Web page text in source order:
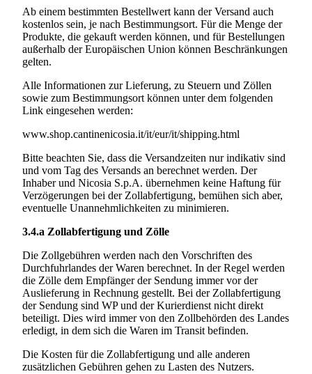
Ab einem bestimmten Bestellwert kann der Versand auch
kostenlos sein, je nach Bestimmungsort. Für die Menge der
Produkte, die gekauft werden können, und für Bestellungen
außerhalb der Europäischen Union können Beschränkungen
gelten.
Alle Informationen zur Lieferung, zu Steuern und Zöllen
sowie zum Bestimmungsort können unter dem folgenden
Link eingesehen werden:
www.shop.cantinenicosia.it/it/eur/it/shipping.html
Bitte beachten Sie, dass die Versandzeiten nur indikativ sind
und vom Tag des Versands an berechnet werden. Der
Inhaber und Nicosia S.p.A. übernehmen keine Haftung für
Verzögerungen bei der Zollabfertigung, bemühen sich aber,
eventuelle Unannehmlichkeiten zu minimieren.
3.4.a Zollabfertigung und Zölle
Die Zollgebühren werden nach den Vorschriften des
Durchfuhrlandes der Waren berechnet. In der Regel werden
die Zölle dem Empfänger der Sendung immer vor der
Auslieferung in Rechnung gestellt. Bei der Zollabfertigung
der Sendung sind WP und der Kurierdienst nicht direkt
beteiligt. Dies wird immer von den Zollbehörden des Landes
erledigt, in dem sich die Waren im Transit befinden.
Die Kosten für die Zollabfertigung und alle anderen
zusätzlichen Gebühren gehen zu Lasten des Nutzers.